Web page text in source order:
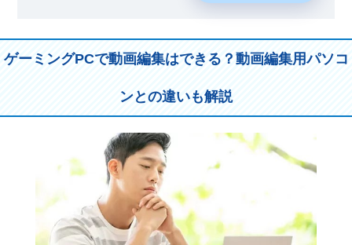
ゲーミングPCで動画編集はできる？動画編集用パソコ
ンとの違いも解説